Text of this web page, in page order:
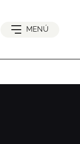
MENÚ